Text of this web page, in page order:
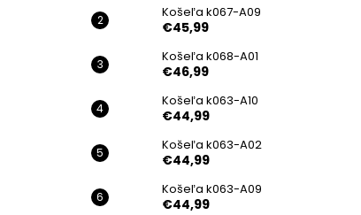
Košeľa k067-A09
€45,99
Košeľa k068-A01
€46,99
Košeľa k063-A10
€44,99
Košeľa k063-A02
€44,99
Košeľa k063-A09
€44,99